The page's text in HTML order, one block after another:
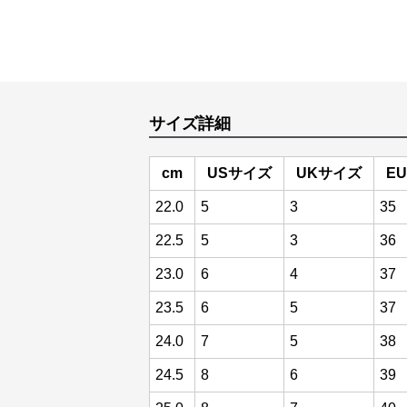
サイズ詳細
cm USサイズ UKサイズ
22.0 5 3 35
22.5 5 3 36
23.0 6 4 37
23.5 6 5 37
24.0 7 5 38
24.5 8 6 39